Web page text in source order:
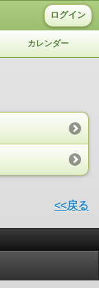
ログイン
カレンダー
<<戻る